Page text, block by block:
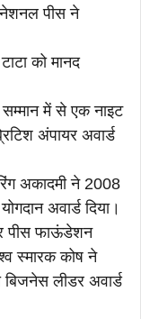
पीस ने
को मानद
सम्मान में से एक नाइट
अंपायर अवार्ड
अकादमी ने 2008
अवार्ड दिया।
पीस फाऊंडेशन
स्मारक कोष ने
बिजनेस लीडर अवार्ड